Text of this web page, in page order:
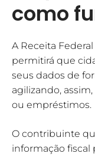
como
A Receita
permitirá que
seus dados de
agilizando,
ou empréstimos.
O contribuinte
informação fiscal